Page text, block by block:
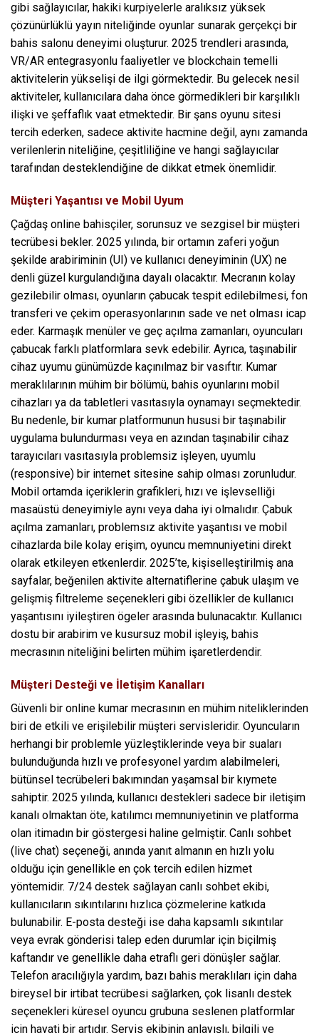
gibi sağlayıcılar, hakiki kurpiyelerle aralıksız yüksek
çözünürlüklü yayın niteliğinde oyunlar sunarak gerçekçi bir
bahis salonu deneyimi oluşturur. 2025 trendleri arasında,
VR/AR entegrasyonlu faaliyetler ve blockchain temelli
aktivitelerin yükselişi de ilgi görmektedir. Bu gelecek nesil
aktiviteler, kullanıcılara daha önce görmedikleri bir karşılıklı
ilişki ve şeffaflık vaat etmektedir. Bir şans oyunu sitesi
tercih ederken, sadece aktivite hacmine değil, aynı zamanda
verilenlerin niteliğine, çeşitliliğine ve hangi sağlayıcılar
tarafından desteklendiğine de dikkat etmek önemlidir.
Müşteri Yaşantısı ve Mobil Uyum
Çağdaş online bahisçiler, sorunsuz ve sezgisel bir müşteri
tecrübesi bekler. 2025 yılında, bir ortamın zaferi yoğun
şekilde arabiriminin (UI) ve kullanıcı deneyiminin (UX) ne
denli güzel kurgulandığına dayalı olacaktır. Mecranın kolay
gezilebilir olması, oyunların çabucak tespit edilebilmesi, fon
transferi ve çekim operasyonlarının sade ve net olması icap
eder. Karmaşık menüler ve geç açılma zamanları, oyuncuları
çabucak farklı platformlara sevk edebilir. Ayrıca, taşınabilir
cihaz uyumu günümüzde kaçınılmaz bir vasıftır. Kumar
meraklılarının mühim bir bölümü, bahis oyunlarını mobil
cihazları ya da tabletleri vasıtasıyla oynamayı seçmektedir.
Bu nedenle, bir kumar platformunun hususi bir taşınabilir
uygulama bulundurması veya en azından taşınabilir cihaz
tarayıcıları vasıtasıyla problemsiz işleyen, uyumlu
(responsive) bir internet sitesine sahip olması zorunludur.
Mobil ortamda içeriklerin grafikleri, hızı ve işlevselliği
masaüstü deneyimiyle aynı veya daha iyi olmalıdır. Çabuk
açılma zamanları, problemsız aktivite yaşantısı ve mobil
cihazlarda bile kolay erişim, oyuncu memnuniyetini direkt
olarak etkileyen etkenlerdir. 2025’te, kişiselleştirilmiş ana
sayfalar, beğenilen aktivite alternatiflerine çabuk ulaşım ve
gelişmiş filtreleme seçenekleri gibi özellikler de kullanıcı
yaşantısını iyileştiren ögeler arasında bulunacaktır. Kullanıcı
dostu bir arabirim ve kusursuz mobil işleyiş, bahis
mecrasının niteliğini belirten mühim işaretlerdendir.
Müşteri Desteği ve İletişim Kanalları
Güvenli bir online kumar mecrasının en mühim niteliklerinden
biri de etkili ve erişilebilir müşteri servisleridir. Oyuncuların
herhangi bir problemle yüzleştiklerinde veya bir suaları
bulunduğunda hızlı ve profesyonel yardım alabilmeleri,
bütünsel tecrübeleri bakımından yaşamsal bir kıymete
sahiptir. 2025 yılında, kullanıcı destekleri sadece bir iletişim
kanalı olmaktan öte, katılımcı memnuniyetinin ve platforma
olan itimadın bir göstergesi haline gelmiştir. Canlı sohbet
(live chat) seçeneği, anında yanıt almanın en hızlı yolu
olduğu için genellikle en çok tercih edilen hizmet
yöntemidir. 7/24 destek sağlayan canlı sohbet ekibi,
kullanıcıların sıkıntılarını hızlıca çözmelerine katkıda
bulunabilir. E-posta desteği ise daha kapsamlı sıkıntılar
veya evrak gönderisi talep eden durumlar için biçilmiş
kaftandır ve genellikle daha etraflı geri dönüşler sağlar.
Telefon aracılığıyla yardım, bazı bahis meraklıları için daha
bireysel bir irtibat tecrübesi sağlarken, çok lisanlı destek
seçenekleri küresel oyuncu grubuna seslenen platformlar
için hayati bir artıdır. Servis ekibinin anlayışlı, bilgili ve